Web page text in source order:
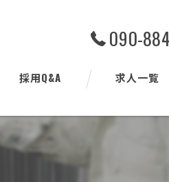
090-
採用Q&A 求人一覧